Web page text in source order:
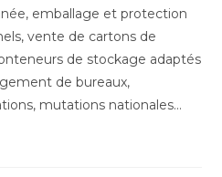
emballage et protection
vente de cartons de
de stockage adaptés
de bureaux,
mutations nationales…